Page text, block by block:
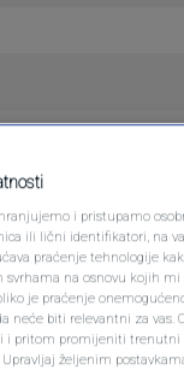
i pristupamo
ili lični identifikatori, na
praćenje tehnologije
svrhama na osnovu kojih
je praćenje
neće biti relevantni za vas.
i pritom promijeniti trenutni
željenim